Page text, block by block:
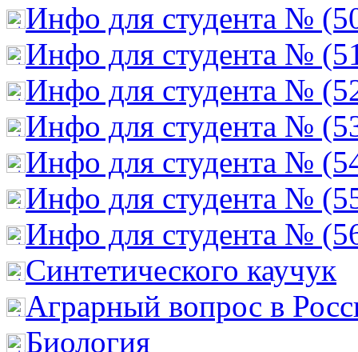
Инфо для студента №
Инфо для студента №
Инфо для студента №
Инфо для студента №
Инфо для студента №
Инфо для студента №
Инфо для студента №
Cинтетического каучук
Аграрный вопрос в
Биология